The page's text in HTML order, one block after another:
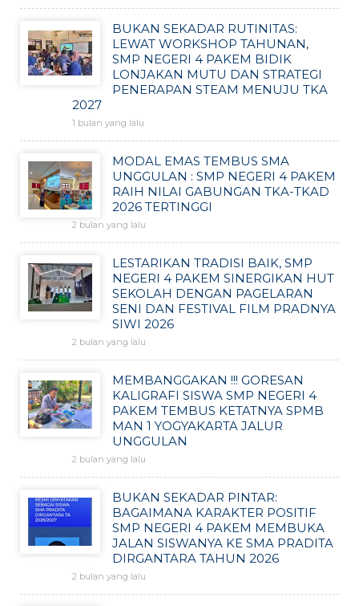
BUKAN SEKADAR RUTINITAS:
LEWAT WORKSHOP TAHUNAN,
SMP NEGERI 4 PAKEM BIDIK
LONJAKAN MUTU DAN STRATEGI
PENERAPAN STEAM MENUJU TKA
2027
1 bulan yang lalu
MODAL EMAS TEMBUS SMA
UNGGULAN : SMP NEGERI 4 PAKEM
RAIH NILAI GABUNGAN TKA-TKAD
2026 TERTINGGI
2 bulan yang lalu
LESTARIKAN TRADISI BAIK, SMP
NEGERI 4 PAKEM SINERGIKAN HUT
SEKOLAH DENGAN PAGELARAN
SENI DAN FESTIVAL FILM PRADNYA
SIWI 2026
2 bulan yang lalu
MEMBANGGAKAN !!! GORESAN
KALIGRAFI SISWA SMP NEGERI 4
PAKEM TEMBUS KETATNYA SPMB
MAN 1 YOGYAKARTA JALUR
UNGGULAN
2 bulan yang lalu
BUKAN SEKADAR PINTAR:
BAGAIMANA KARAKTER POSITIF
SMP NEGERI 4 PAKEM MEMBUKA
JALAN SISWANYA KE SMA PRADITA
DIRGANTARA TAHUN 2026
2 bulan yang lalu